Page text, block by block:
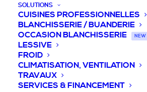
SOLUTIONS
CUISINES PROFESSIONNELLES
BLANCHISSERIE / BUANDERIE
OCCASION BLANCHISSERIE
NEW
LESSIVE
FROID
CLIMATISATION, VENTILATION
TRAVAUX
SERVICES & FINANCEMENT